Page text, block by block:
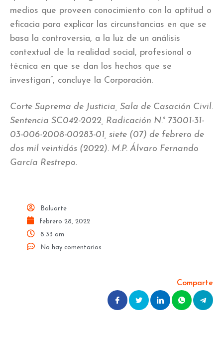
medios que proveen conocimiento con la aptitud o
eficacia para explicar las circunstancias en que se
basa la controversia, a la luz de un análisis
contextual de la realidad social, profesional o
técnica en que se dan los hechos que se
investigan”, concluye la Corporación.
Corte Suprema de Justicia, Sala de Casación Civil.
Sentencia SC042-2022, Radicación N.° 73001-31-
03-006-2008-00283-01, siete (07) de febrero de
dos mil veintidós (2022). M.P. Álvaro Fernando
García Restrepo.
Baluarte
febrero 28, 2022
8:33 am
No hay comentarios
Comparte